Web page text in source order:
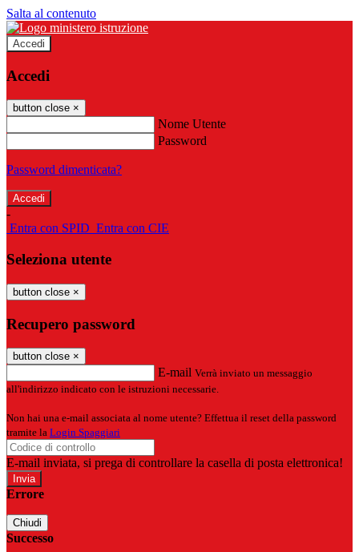
Salta al contenuto
Accedi
Accedi
button close ×
Nome Utente
Password
Password dimenticata?
-
Entra con SPID Entra con CIE
Seleziona utente
button close ×
Recupero password
button close ×
E-mail Verrà inviato un messaggio
all'indirizzo indicato con le istruzioni necessarie.
Non hai una e-mail associata al nome utente? Effettua il reset della password
tramite la Login Spaggiari
E-mail inviata, si prega di controllare la casella di posta elettronica!
Errore
Chiudi
Successo